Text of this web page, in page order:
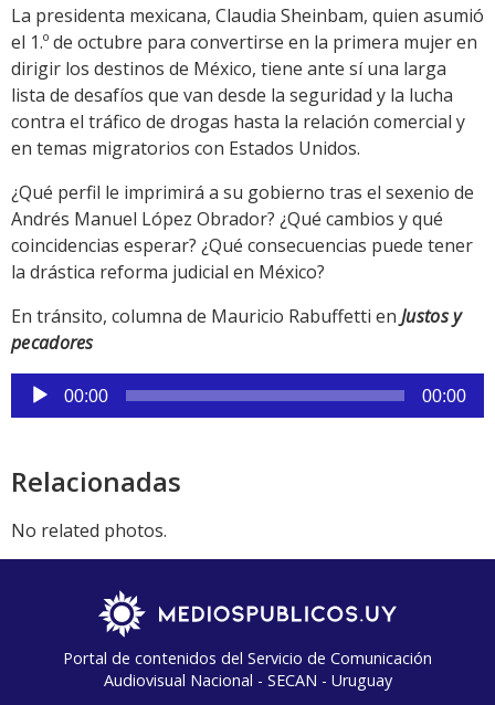
Link
La presidenta mexicana, Claudia Sheinbam, quien asumió
el 1.º de octubre para convertirse en la primera mujer en
dirigir los destinos de México, tiene ante sí una larga
lista de desafíos que van desde la seguridad y la lucha
contra el tráfico de drogas hasta la relación comercial y
en temas migratorios con Estados Unidos.
¿Qué perfil le imprimirá a su gobierno tras el sexenio de
Andrés Manuel López Obrador? ¿Qué cambios y qué
coincidencias esperar? ¿Qué consecuencias puede tener
la drástica reforma judicial en México?
En tránsito, columna de Mauricio Rabuffetti en Justos y
pecadores
Reproductor
de
00:00 00:00
Relacionadas
No related photos.
Portal de contenidos del Servicio de Comunicación
Audiovisual Nacional - SECAN - Uruguay